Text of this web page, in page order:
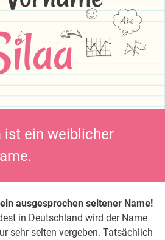
ist ein weiblicher
ausgesprochen seltener Name!
in Deutschland wird der Name
sehr selten vergeben. Tatsächlich